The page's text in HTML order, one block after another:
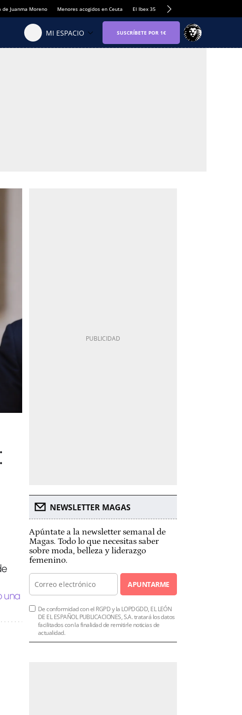
Juanma Moreno Menores acogidos en Ceuta El Ibex 35 Llamadas de alerta Sánchez
una
NEWSLETTER MAGAS
Apúntate a la newsletter semanal de
Magas. Todo lo que necesitas saber
sobre moda, belleza y liderazgo
femenino.
APUNTARME
De conformidad con el RGPD y la LOPDGDD, EL LEÓN
DE EL ESPAÑOL PUBLICACIONES, S.A. tratará los datos
facilitados con la finalidad de remitirle noticias de
actualidad.